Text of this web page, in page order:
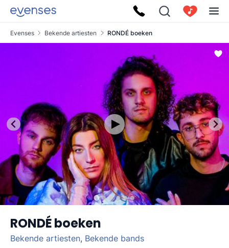
Evenses Bekende artiesten RONDÉ boeken
RONDÉ boeken
Bekende artiesten, Bekende bands